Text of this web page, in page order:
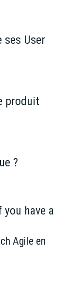
ses User
produit
?
have a
Agile en